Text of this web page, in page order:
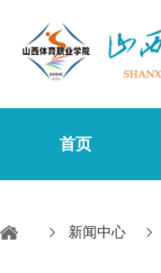
首页
新闻中心